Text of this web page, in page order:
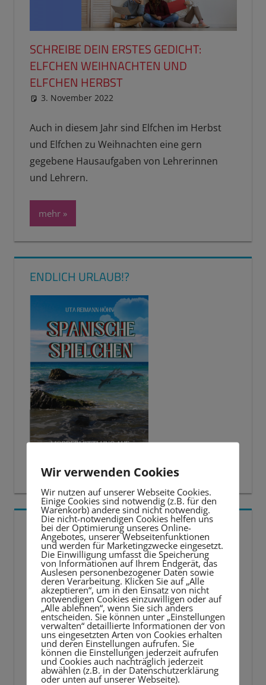
SCHREIBE DEIN ERSTES GEDICHT:
ELFCHEN WEIHNACHTEN UND
ELFCHEN HERBST
3. November 2022
Auch in diesem Jahr sind Elfchen im Herbst
und Elfchen zu Weihnachten eine gern
gegebene Hausaufgaben von Lehrerinnen
und Lehrern.
mehr
ENDLICH URLAUB!?
5 BESTE LERNTIPPS
Video-
Player
Wir verwenden Cookies
Wir nutzen auf unserer Webseite Cookies.
Einige Cookies sind notwendig (z.B. für den
Warenkorb) andere sind nicht notwendig.
Die nicht-notwendigen Cookies helfen uns
bei der Optimierung unseres Online-
Angebotes, unserer Webseitenfunktionen
und werden für Marketingzwecke eingesetzt.
Die Einwilligung umfasst die Speicherung
von Informationen auf Ihrem Endgerät, das
Auslesen personenbezogener Daten sowie
deren Verarbeitung. Klicken Sie auf „Alle
akzeptieren“, um in den Einsatz von nicht
notwendigen Cookies einzuwilligen oder auf
„Alle ablehnen“, wenn Sie sich anders
entscheiden. Sie können unter „Einstellungen
verwalten“ detaillierte Informationen der von
uns eingesetzten Arten von Cookies erhalten
und deren Einstellungen aufrufen. Sie
können die Einstellungen jederzeit aufrufen
und Cookies auch nachträglich jederzeit
abwählen (z.B. in der Datenschutzerklärung
oder unten auf unserer Webseite).